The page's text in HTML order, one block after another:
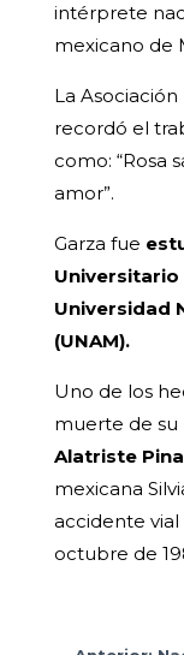
intérprete
mexicano de
La
recordó el
como: “Rosa
amor”.
Garza fue
Universitario
Universidad
(UNAM).
Uno de los
muerte de su
Alatriste
mexicana
accidente vial
octubre de